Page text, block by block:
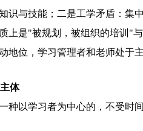
识与技能；二是工学矛盾：集
上是"被规划，被组织的培训"
地位，学习管理者和老师处于主
体
种以学习者为中心的，不受时